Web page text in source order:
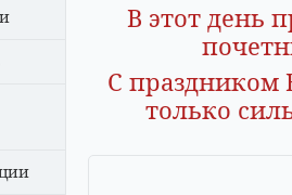
В этот день
С праздником
только